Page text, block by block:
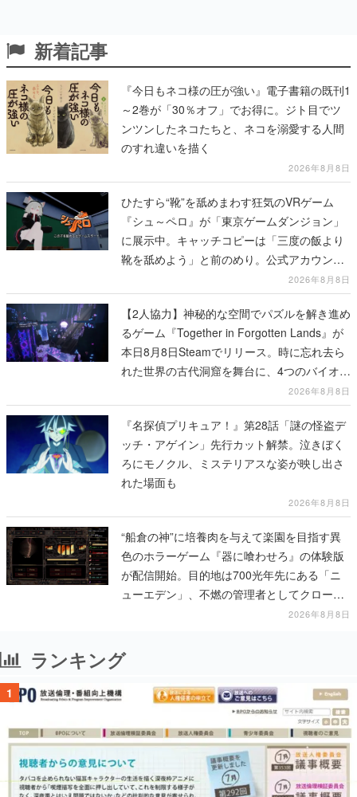
新着記事
『今日もネコ様の圧が強い』電子書籍の既刊1
～2巻が「30％オフ」でお得に。ジト目でツ
ンツンしたネコたちと、ネコを溺愛する人間
のすれ違いを描く
2026年8月8日
ひたすら“靴”を舐めまわす狂気のVRゲーム
『シュ～ペロ』が「東京ゲームダンジョン」
に展示中。キャッチコピーは「三度の飯より
靴を舐めよう」と前のめり。公式アカウント
も開設され、2026年リリースに向けて開発中
2026年8月8日
【2人協力】神秘的な空間でパズルを解き進め
るゲーム『Together in Forgotten Lands』が
本日8月8日Steamでリリース。時に忘れ去ら
れた世界の古代洞窟を舞台に、4つのバイオー
2026年8月8日
『名探偵プリキュア！』第28話「謎の怪盗デ
ッチ・アゲイン」先行カット解禁。泣きぼく
ろにモノクル、ミステリアスな姿が映し出さ
れた場面も
2026年8月8日
“船倉の神”に培養肉を与えて楽園を目指す異
色のホラーゲーム『器に喰わせろ』の体験版
が配信開始。目的地は700光年先にある「ニ
ューエデン」、不燃の管理者としてクローン
人間を増やし、加工して神に捧げる2026年8月8日
ランキング
1